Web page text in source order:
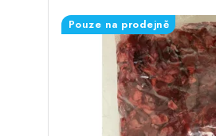
Pouze na prodejně